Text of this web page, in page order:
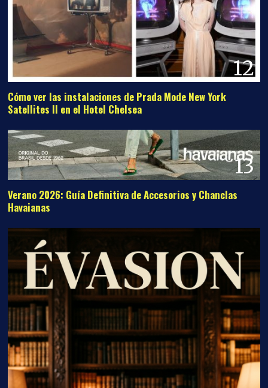
12
Cómo ver las instalaciones de Prada Mode New York
Satellites II en el Hotel Chelsea
13
Verano 2026: Guía Definitiva de Accesorios y Chanclas
Havaianas